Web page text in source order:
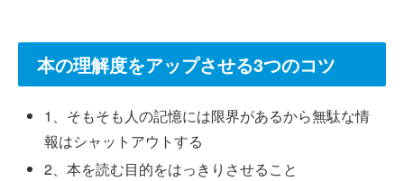
本の理解度をアップさせる3つのコツ
1、そもそも人の記憶には限界があるから無駄な情
報はシャットアウトする
2、本を読む目的をはっきりさせること